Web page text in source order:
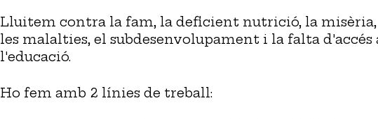
Lluitem contra la fam, la deficient nutrició, la misèria,
les malalties, el subdesenvolupament i la falta d'accés
l'educació.
Ho fem amb 2 línies de treball: